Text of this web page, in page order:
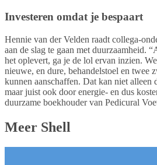
Investeren omdat je bespaart
Hennie van der Velden raadt collega-
aan de slag te gaan met duurzaamheid.
het oplevert, ga je de lol ervan inzien.
nieuwe, en dure, behandelstoel en twee
kunnen aanschaffen. Dat kan niet alleen
maar juist ook door energie- en dus
duurzame boekhouder van Pedicural
Meer Shell